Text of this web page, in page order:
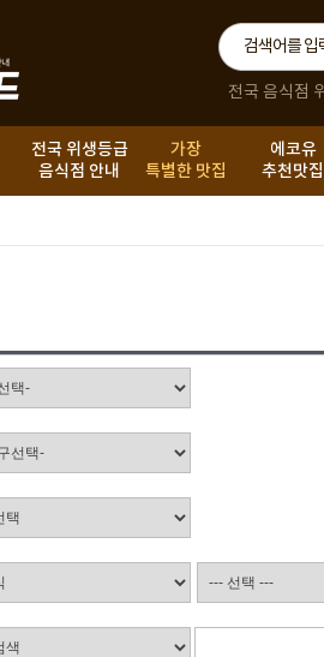
전국 음식점
전국 위생등급
음식점 안내
가장
특별한 맛집
에코유
추천맛집